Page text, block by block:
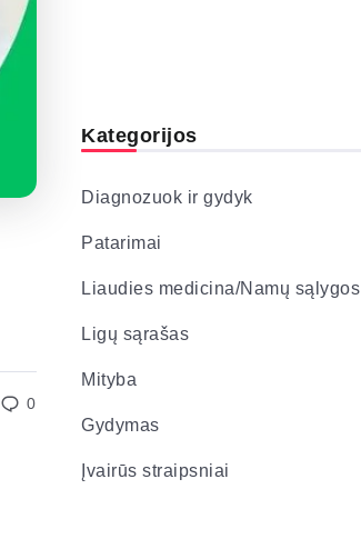
0
Kategorijos
Diagnozuok ir gydyk
Patarimai
Liaudies medicina/Namų sąlygos
Ligų sąrašas
Mityba
Gydymas
Įvairūs straipsniai